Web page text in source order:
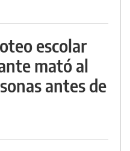
escolar
mató al
antes de